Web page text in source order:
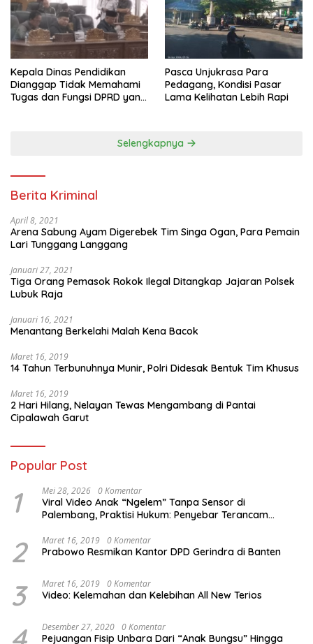
Kepala Dinas Pendidikan
Dianggap Tidak Memahami
Tugas dan Fungsi DPRD yang
Pasca Unjukrasa Para
Pedagang, Kondisi Pasar
Lama Kelihatan Lebih Rapi
Selengkapnya
Berita Kriminal
April 8, 2021
Arena Sabung Ayam Digerebek Tim Singa Ogan, Para Pemain
Lari Tunggang Langgang
Januari 27, 2021
Tiga Orang Pemasok Rokok Ilegal Ditangkap Jajaran Polsek
Lubuk Raja
Januari 16, 2021
Menantang Berkelahi Malah Kena Bacok
Maret 16, 2019
14 Tahun Terbunuhnya Munir, Polri Didesak Bentuk Tim Khusus
Maret 16, 2019
2 Hari Hilang, Nelayan Tewas Mengambang di Pantai
Cipalawah Garut
Popular Post
1 Mei 28, 2026 0 Komentar
Viral Video Anak “Ngelem” Tanpa Sensor di
Palembang, Praktisi Hukum: Penyebar Terancam
2 Maret 16, 2019 0 Komentar
Prabowo Resmikan Kantor DPD Gerindra di Banten
3 Maret 16, 2019 0 Komentar
Video: Kelemahan dan Kelebihan All New Terios
Desember 27, 2020 0 Komentar
Pejuangan Fisip Unbara Dari “Anak Bungsu” Hingga